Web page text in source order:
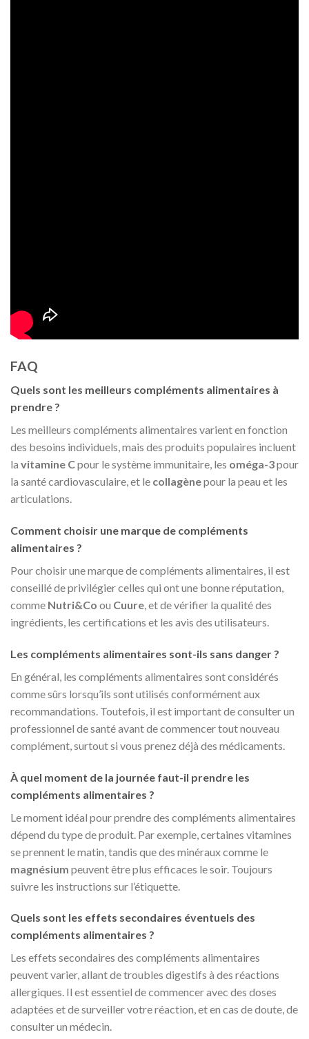
FAQ
Quels sont les meilleurs compléments alimentaires à
prendre ?
Les meilleurs compléments alimentaires varient en fonction
des besoins individuels, mais des produits populaires incluent
la vitamine Cpour le système immunitaire, les oméga-3pour
la santé cardiovasculaire, et le collagènepour la peau et les
articulations.
Comment choisir une marque de compléments
alimentaires ?
Pour choisir une marque de compléments alimentaires, il est
conseillé de privilégier celles qui ont une bonne réputation,
comme Nutri&Co ou Cuure, et de vérifier la qualité des
ingrédients, les certifications et les avis des utilisateurs.
Les compléments alimentaires sont-ils sans danger ?
En général, les compléments alimentaires sont considérés
comme sûrs lorsqu’ils sont utilisés conformément aux
recommandations. Toutefois, il est important de consulter un
professionnel de santé avant de commencer tout nouveau
complément, surtout si vous prenez déjà des médicaments.
À quel moment de la journée faut-il prendre les
compléments alimentaires ?
Le moment idéal pour prendre des compléments alimentaires
dépend du type de produit. Par exemple, certaines vitamines
se prennent le matin, tandis que des minéraux comme le
magnésium peuvent être plus efficaces le soir. Toujours
suivre les instructions sur l’étiquette.
Quels sont les effets secondaires éventuels des
compléments alimentaires ?
Les effets secondaires des compléments alimentaires
peuvent varier, allant de troubles digestifs à des réactions
allergiques. Il est essentiel de commencer avec des doses
adaptées et de surveiller votre réaction, et en cas de doute, de
consulter un médecin.